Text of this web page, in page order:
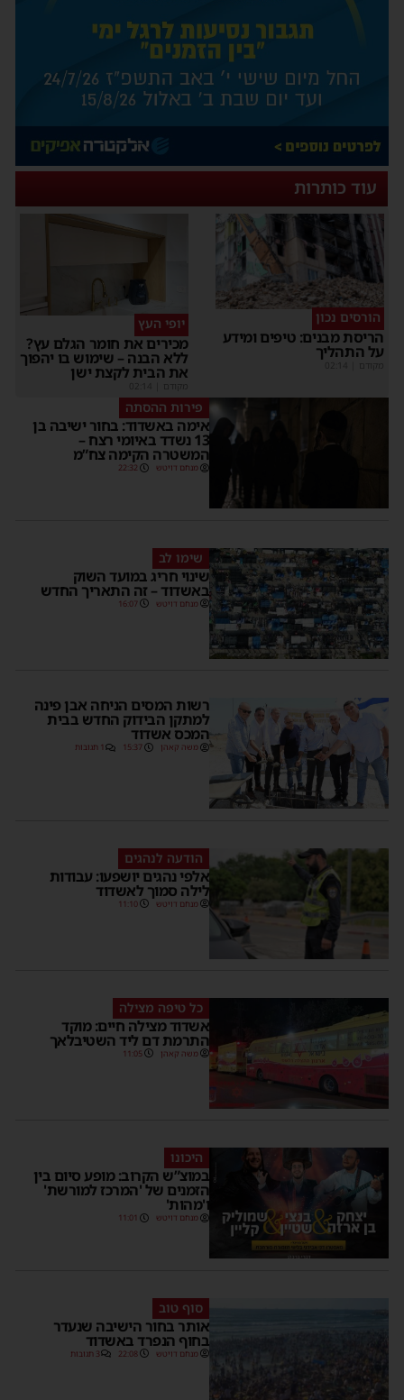
עוד כותרות
הורסים נכון
הריסת מבנים: טיפים ומידע
על התהליך
מקודם
יופי העץ
מכירים את חומר הגלם עץ?
ללא הבנה – שימוש בו יהפוך
את הבית לקצת ישן
מקודם
פירות ההסתה
אימה באשדוד: בחור ישיבה בן
13 נשדד באיומי רצח –
המשטרה הקימה צח”מ
מנחם דויטש 22:32
שימו לב
שינוי חריג במועד השוק
באשדוד – זה התאריך החדש
מנחם דויטש 16:07
רשות המסים הניחה אבן פינה
למתקן הבידוק החדש בבית
המכס אשדוד
משה קאהן 15:37 1 תגובות
הודעה לנהגים
אלפי נהגים יושפעו: עבודות
לילה סמוך לאשדוד
מנחם דויטש 11:10
כל טיפה מצילה
אשדוד מצילה חיים: מוקד
התרמת דם ליד השטיבלאך
משה קאהן 11:05
היכונו
במוצ”ש הקרוב: מופע סיום בין
הזמנים של 'המרכז למורשת'
ו'מהות'
מנחם דויטש 11:01
סוף טוב
אותר בחור הישיבה שנעדר
בחוף הנפרד באשדוד
מנחם דויטש 22:08 3 תגובות